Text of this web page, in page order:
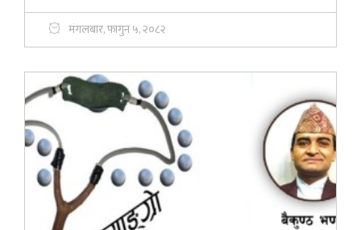
मंगलबार, फागुन ५, २०८२